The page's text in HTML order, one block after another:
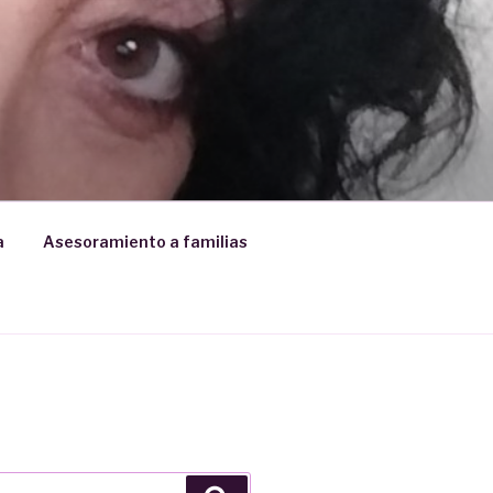
Asesoramiento a familias